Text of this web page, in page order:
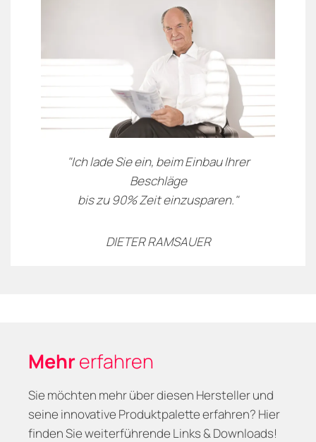
"Ich lade Sie ein, beim Einbau Ihrer
Beschläge
bis zu 90% Zeit einzusparen."
DIETER RAMSAUER
Mehrerfahren
Sie möchten mehr über diesen Hersteller und
seine innovative Produktpalette erfahren? Hier
finden Sie weiterführende Links & Downloads!